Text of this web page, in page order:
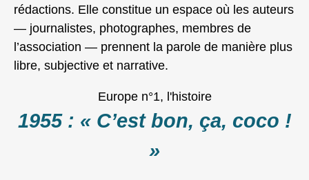
rédactions. Elle constitue un espace où les auteurs
— journalistes, photographes, membres de
l’association — prennent la parole de manière plus
libre, subjective et narrative.
Europe n°1, l'histoire
1955 : « C’est bon, ça, coco !
»